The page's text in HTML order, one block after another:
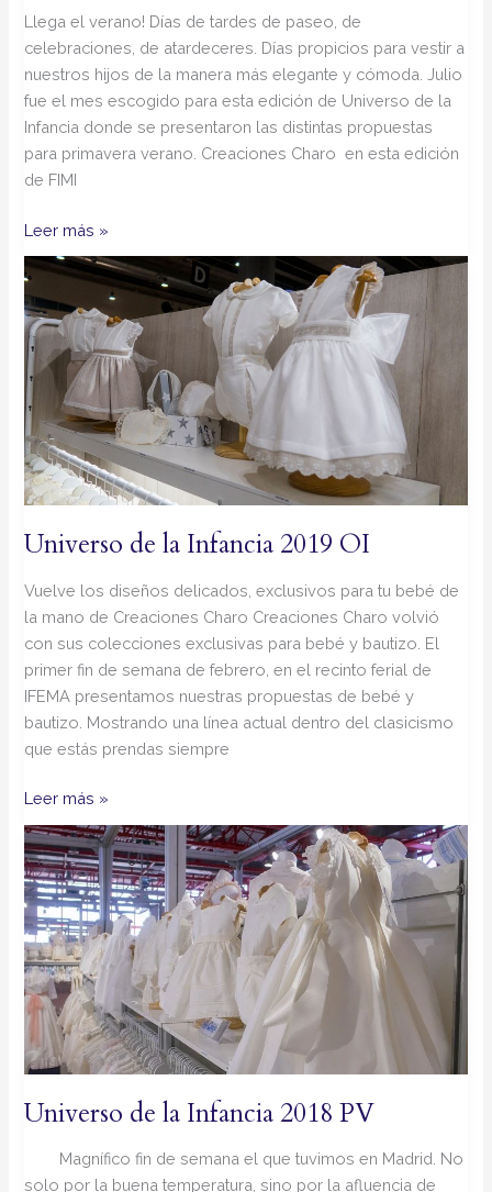
Llega el verano! Días de tardes de paseo, de
celebraciones, de atardeceres. Días propicios para vestir a
nuestros hijos de la manera más elegante y cómoda. Julio
fue el mes escogido para esta edición de Universo de la
Infancia donde se presentaron las distintas propuestas
para primavera verano. Creaciones Charo en esta edición
de FIMI
Leer más »
Universo de la Infancia 2019 OI
Vuelve los diseños delicados, exclusivos para tu bebé de
la mano de Creaciones Charo Creaciones Charo volvió
con sus colecciones exclusivas para bebé y bautizo. El
primer fin de semana de febrero, en el recinto ferial de
IFEMA presentamos nuestras propuestas de bebé y
bautizo. Mostrando una línea actual dentro del clasicismo
que estás prendas siempre
Universo
de
la
Infancia
2019
OI
Leer más »
Universo de la Infancia 2018 PV
Magnífico fin de semana el que tuvimos en Madrid. No
solo por la buena temperatura, sino por la afluencia de
Universo
de
la
Infancia
2018
PV